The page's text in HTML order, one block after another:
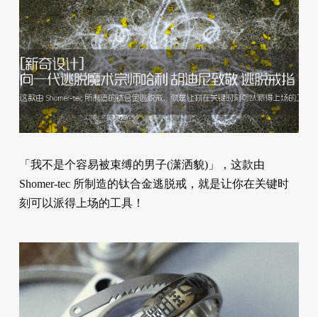
「我不是个容易被束缚的男子(潇洒貌)」，这款由
Shomer-tec 所制造的钛合金逃脱戒，就是让你在关键时
刻可以派得上场的工具！